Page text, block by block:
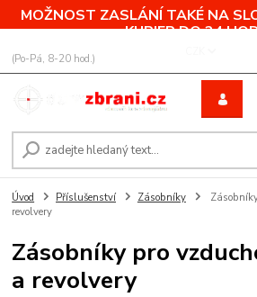
MOŽNOST ZASLÁNÍ TAKÉ NA
KURIER DO 24
(Po-Pá, 8-20 hod.)
Úvod Příslušenství Zásobníky
revolvery
Zásobníky pro
a revolvery